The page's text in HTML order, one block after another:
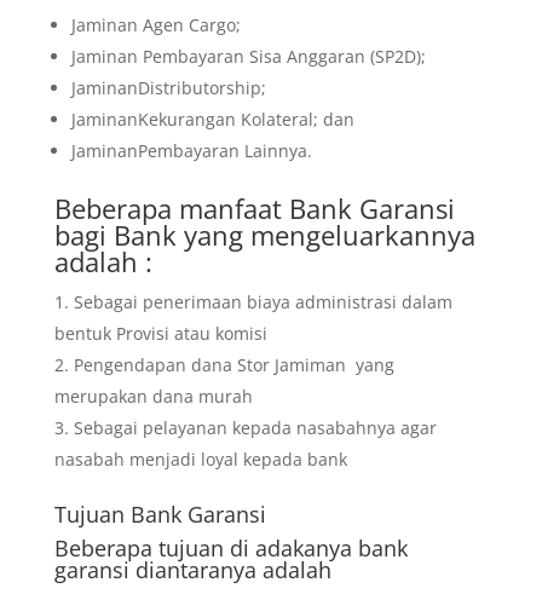
Jaminan Agen Cargo;
Jaminan Pembayaran Sisa Anggaran (SP2D);
JaminanDistributorship;
JaminanKekurangan Kolateral; dan
JaminanPembayaran Lainnya.
Beberapa manfaat Bank Garansi
bagi Bank yang mengeluarkannya
adalah :
Sebagai penerimaan biaya administrasi dalam
bentuk Provisi atau komisi
Pengendapan dana Stor Jamiman yang
merupakan dana murah
Sebagai pelayanan kepada nasabahnya agar
nasabah menjadi loyal kepada bank
Tujuan Bank Garansi
Beberapa tujuan di adakanya bank
garansi diantaranya adalah